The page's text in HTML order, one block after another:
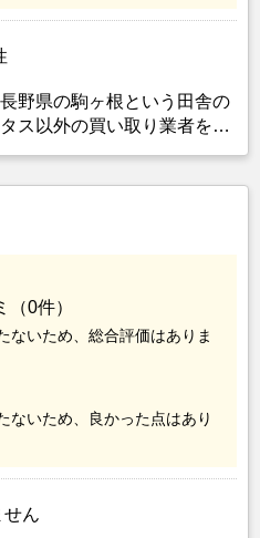
野県の駒ヶ根という田舎の
ス以外の買い取り業者をみ
しておけないと考えて売却
（0件）
いため、総合評価はありま
いため、良かった点はあり
せん